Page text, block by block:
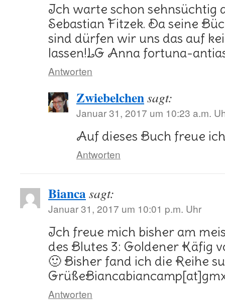
Ich warte schon sehnsüchtig
Sebastian Fitzek. Da seine
sind dürfen wir uns das auf
lassen!LG Anna fortuna-
Antworten
Zwiebelchensagt:
Januar 31, 2017 um 10:23 a.m.
Auf dieses Buch freue
Antworten
Biancasagt:
Januar 31, 2017 um 10:01 p.m. Uhr
Ich freue mich bisher am
des Blutes 3: Goldener Käfig
🙂 Bisher fand ich die Reihe
Antworten